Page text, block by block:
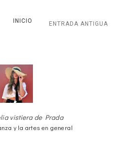
ENTRADA ANTIGUA
INICIO
vistiera de Prada
y la artes en general